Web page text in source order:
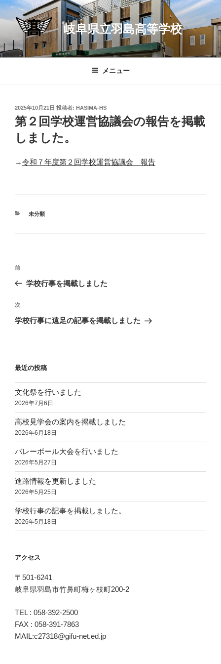
コ
ン
ツ
岐阜県立羽島高等学校
メニュー
投
稿
日:
2025年10月21日 投稿者: HASIMA-HS
第２回学校運営協議会の報告を掲載
しました。
→令和７年度第２回学校運営協議会 報告
カ
未分類
投
ビ
ゲ
ン
前
の
稿
前
学校行事を掲載しました
次
の
次
学校行事に遠足の記事を掲載しました
最近の投稿
文化祭を行いました
2026年7月6日
高校見学会の案内を掲載しました
2026年6月18日
バレーボール大会を行いました
2026年5月27日
進路情報を更新しました
2026年5月25日
学校行事の記事を掲載しました。
2026年5月18日
アクセス
〒501-6241
岐阜県羽島市竹鼻町梅ヶ枝町200-2
TEL : 058-392-2500
FAX : 058-391-7863
MAIL:c27318@gifu-net.ed.jp